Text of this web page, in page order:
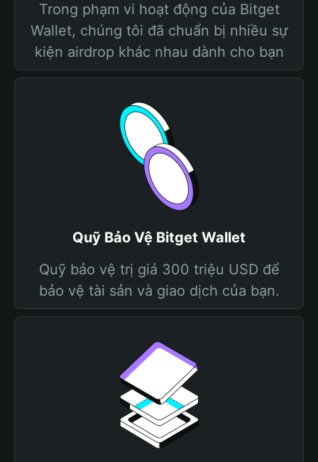
Trong phạm vi hoạt động của Bitget
Wallet, chúng tôi đã chuẩn bị nhiều sự
kiện airdrop khác nhau dành cho bạn
Quỹ Bảo Vệ Bitget Wallet
Quỹ bảo vệ trị giá 300 triệu USD để
bảo vệ tài sản và giao dịch của bạn.